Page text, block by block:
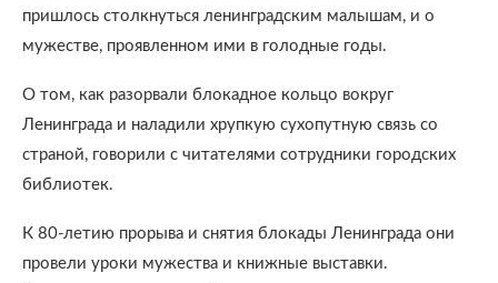
пришлось столкнуться ленинградским малышам, и о
мужестве, проявленном ими в голодные годы.
О том, как разорвали блокадное кольцо вокруг
Ленинграда и наладили хрупкую сухопутную связь со
страной, говорили с читателями сотрудники городских
библиотек.
К 80-летию прорыва и снятия блокады Ленинграда они
провели уроки мужества и книжные выставки.